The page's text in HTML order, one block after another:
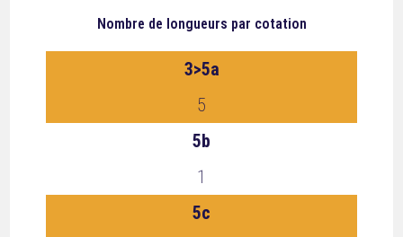
Nombre de longueurs par cotation
3>5a
5
5b
1
5c